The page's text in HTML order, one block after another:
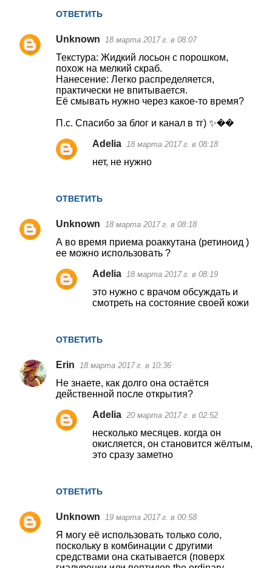
ОТВЕТИТЬ
Unknown 18 марта 2017 г. в 08:07
Текстура: Жидкий лосьон с порошком,
похож на мелкий скраб.
Нанесение: Легко распределяется,
практически не впитывается.
Её смывать нужно через какое-то время?
П.с. Спасибо за блог и канал в тг) ✨��
ОТВЕТИТЬ
Adelia 18 марта 2017 г. в 08:18
нет, не нужно
Unknown 18 марта 2017 г. в 08:18
А во время приема роаккутана (ретиноид )
ее можно использовать ?
ОТВЕТИТЬ
Adelia 18 марта 2017 г. в 08:19
это нужно с врачом обсуждать и
смотреть на состояние своей кожи
Erin 18 марта 2017 г. в 10:36
Не знаете, как долго она остаётся
действенной после открытия?
ОТВЕТИТЬ
Adelia 20 марта 2017 г. в 02:52
несколько месяцев. когда он
окисляется, он становится жёлтым,
это сразу заметно
Unknown 19 марта 2017 г. в 00:58
Я могу её использовать только соло,
поскольку в комбинации с другими
средствами она скатывается (поверх